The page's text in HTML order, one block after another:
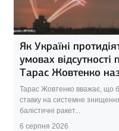
Як Україні
умовах
Тарас Жовтенко
Тарас Жовтенко вважає, що
ставку на системне
балістичні ракет...
6 серпня 2026